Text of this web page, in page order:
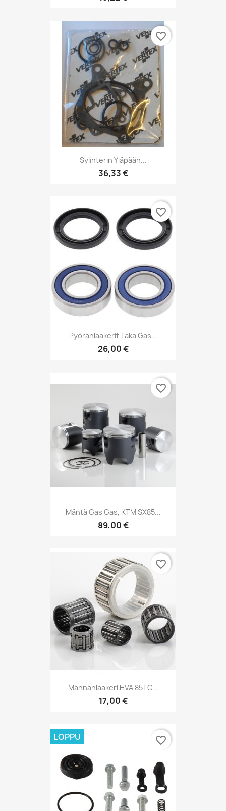
Sylinterin Yläpään...
36,33 €
favorite_border
Pyöränlaakerit Taka Gas...
26,00 €
favorite_border
Mäntä Gas Gas, KTM SX85...
89,00 €
favorite_border
Männänlaakeri HVA 85TC...
17,00 €
favorite_border
LOPPU favorite_border